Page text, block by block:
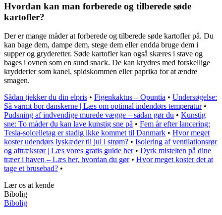
Hvordan kan man forberede og tilberede søde
kartofler?
Der er mange måder at forberede og tilberede søde kartofler på. Du
kan bage dem, dampe dem, stege dem eller endda bruge dem i
supper og gryderetter. Søde kartofler kan også skæres i stave og
bages i ovnen som en sund snack. De kan krydres med forskellige
krydderier som kanel, spidskommen eller paprika for at ændre
smagen.
Sådan tjekker du din elpris • Figenkaktus – Opuntia • Undersøgelse:
Så varmt bor danskerne | Læs om optimal indendørs temperatur•
Pudsning af indvendige murede vægge – sådan gør du • Kunstig
sne: To måder du kan lave kunstig sne på • Fem år efter lancering:
Tesla-solcelletag er stadig ikke kommet til Danmark • Hvor meget
koster udendørs lyskæder til jul i strøm? • Isolering af ventilationsrør
og aftræksrør | Læs vores gratis guide her• Dyrk mistelten på dine
træer i haven – Læs her, hvordan du gør• Hvor meget koster det at
tage et brusebad? •
Lær os at kende
Bibolig
Bibolig